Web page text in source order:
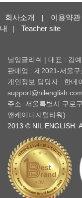
회사소개 | 이용약관
내
| Teacher site
닐잉글리쉬 | 대표 : 김
판매업 : 제2021-서울
개인정보 담당자 : 한데
support@nilenglish.com
주소: 서울특별시 구로
앤케이디지털타워)
2013 © NIL ENGLISH.